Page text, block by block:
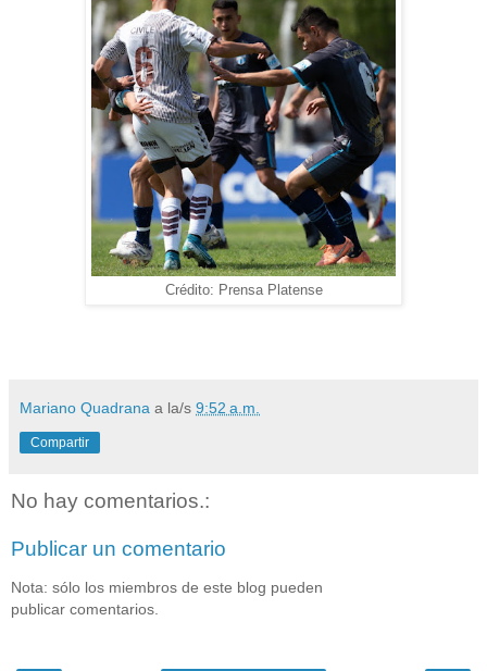
Crédito: Prensa Platense
Mariano Quadrana a la/s 9:52 a.m.
Compartir
No hay comentarios.:
Publicar un comentario
Nota: sólo los miembros de este blog pueden
publicar comentarios.